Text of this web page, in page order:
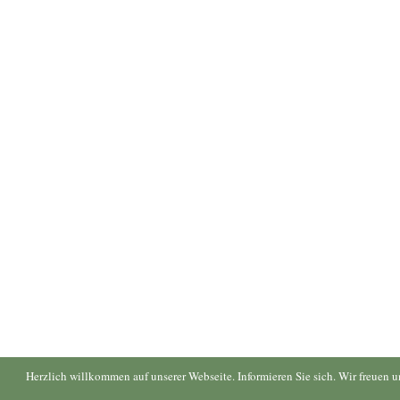
Herzlich willkommen auf unserer Webseite. Informieren Sie sich. Wir freuen